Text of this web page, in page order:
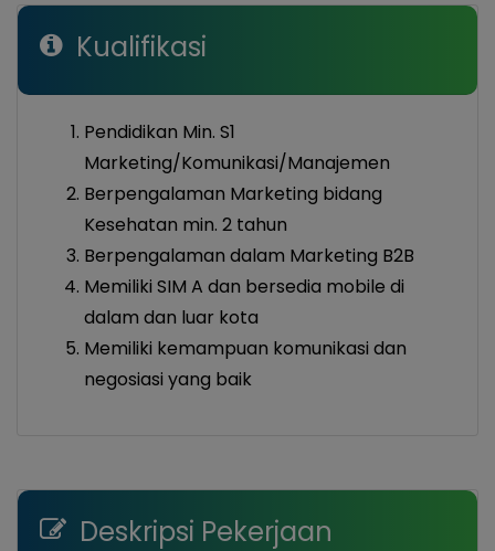
Kualifikasi
Pendidikan Min. S1
Marketing/Komunikasi/Manajemen
Berpengalaman Marketing bidang
Kesehatan min. 2 tahun
Berpengalaman dalam Marketing B2B
Memiliki SIM A dan bersedia mobile di
dalam dan luar kota
Memiliki kemampuan komunikasi dan
negosiasi yang baik
Deskripsi Pekerjaan